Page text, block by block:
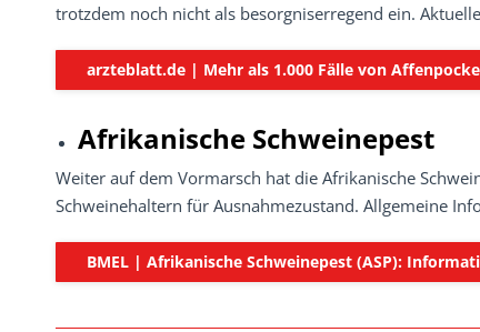
trotzdem noch nicht als besorgniserregend ein.
arzteblatt.de | Mehr als 1.000 Fälle von
Afrikanische Schweinepest
Weiter auf dem Vormarsch hat die Afrikanische
Schweinehaltern für Ausnahmezustand. Allgemeine
BMEL | Afrikanische Schweinepest (ASP):